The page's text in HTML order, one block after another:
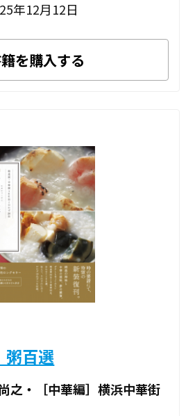
年12月12日
を購入する
粥百選
之・［中華編］横浜中華街